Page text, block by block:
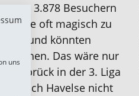
vor 3.878 Besuchern
die oft magisch zu
und könnten
Das wäre nur
in der 3. Liga
Havelse nicht
uns